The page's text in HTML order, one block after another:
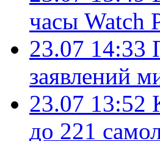
часы Watch
23.07 14:33
заявлений
23.07 13:52
до 221